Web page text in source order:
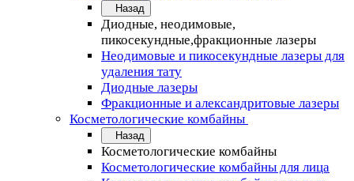
Назад
Диодные, неодимовые,
пикосекундные,фракционные лазеры
Неодимовые и пикосекундные лазеры для
удаления тату
Диодные лазеры
Фракционные и александритовые лазеры
Косметологические комбайны
Назад
Косметологические комбайны
Косметологические комбайны для лица